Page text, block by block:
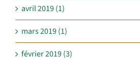
avril 2019 (1)
mars 2019 (1)
février 2019 (3)